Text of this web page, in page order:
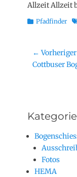
Allzeit Allzeit
Kategorien
Pfadfinder
← Vorheriger
Vorheriger
Cottbuser
Fotos
HEMA